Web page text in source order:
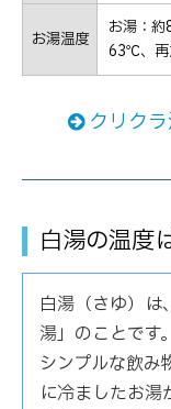
お湯温度
お湯：
63℃、
クリクラ
白湯の温度
白湯（さゆ）は
湯」のことです
シンプルな飲
に冷ましたお